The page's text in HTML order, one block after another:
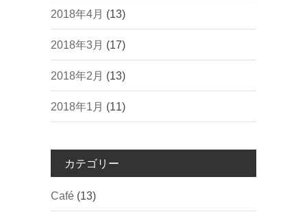
2018年4月 (13)
2018年3月 (17)
2018年2月 (13)
2018年1月 (11)
カテゴリー
Café(13)